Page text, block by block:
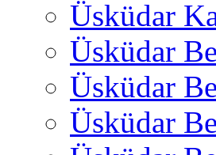
Üsküdar
Üsküdar
Üsküdar
Üsküdar